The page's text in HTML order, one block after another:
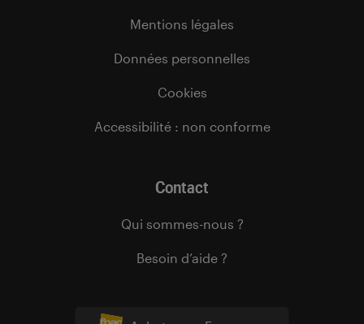
Mentions légales
Données personnelles
Cookies
Accessibilité : non conforme
Contact
Qui sommes-nous ?
Besoin d’aide ?